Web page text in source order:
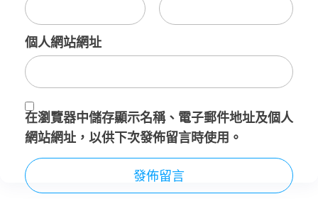
個人網站網址
在瀏覽器中儲存顯示名稱、電子郵件地址及個人
網站網址，以供下次發佈留言時使用。